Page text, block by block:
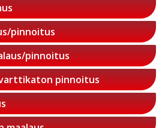
pinnoitus
pinnoitus
pinnoitus